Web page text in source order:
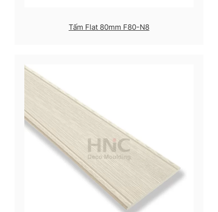
Tấm Flat 80mm F80-N8